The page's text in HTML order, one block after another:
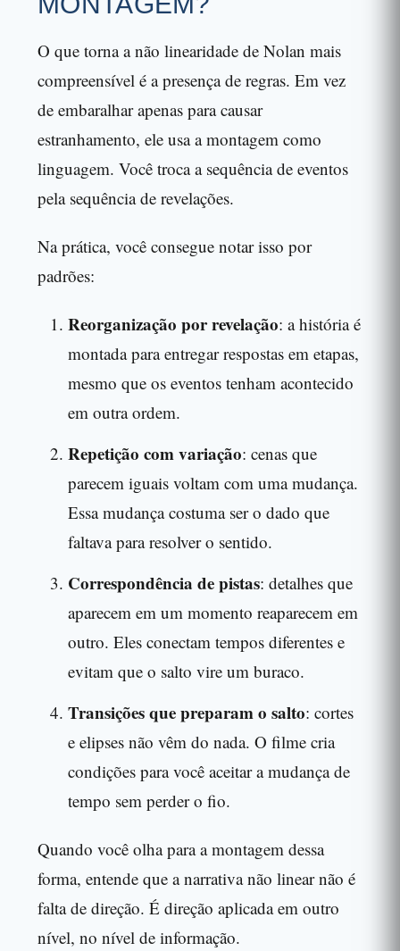
O que torna a não linearidade de Nolan mais
compreensível é a presença de regras. Em vez
de embaralhar apenas para causar
estranhamento, ele usa a montagem como
linguagem. Você troca a sequência de eventos
pela sequência de revelações.
Na prática, você consegue notar isso por
padrões:
Reorganização por revelação: a história é
montada para entregar respostas em etapas,
mesmo que os eventos tenham acontecido
em outra ordem.
Repetição com variação: cenas que
parecem iguais voltam com uma mudança.
Essa mudança costuma ser o dado que
faltava para resolver o sentido.
Correspondência de pistas: detalhes que
aparecem em um momento reaparecem em
outro. Eles conectam tempos diferentes e
evitam que o salto vire um buraco.
Transições que preparam o salto: cortes
e elipses não vêm do nada. O filme cria
condições para você aceitar a mudança de
tempo sem perder o fio.
Quando você olha para a montagem dessa
forma, entende que a narrativa não linear não é
falta de direção. É direção aplicada em outro
nível, no nível de informação.